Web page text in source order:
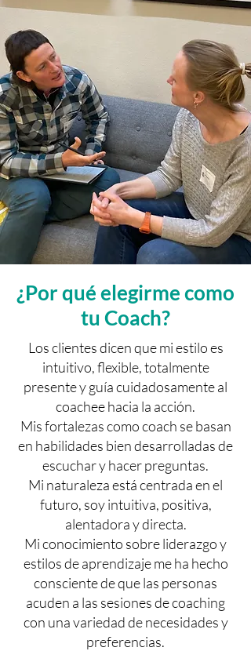
¿Por qué elegirme como
tu Coach?
Los clientes dicen que mi estilo es
intuitivo, flexible, totalmente
presente y guía cuidadosamente al
coachee hacia la acción.
Mis fortalezas como coach se basan
en habilidades bien desarrolladas de
escuchar y hacer preguntas.
Mi naturaleza está centrada en el
futuro, soy intuitiva, positiva,
alentadora y directa.
Mi conocimiento sobre liderazgo y
estilos de aprendizaje me ha hecho
consciente de que las personas
acuden a las sesiones de coaching
con una variedad de necesidades y
preferencias.